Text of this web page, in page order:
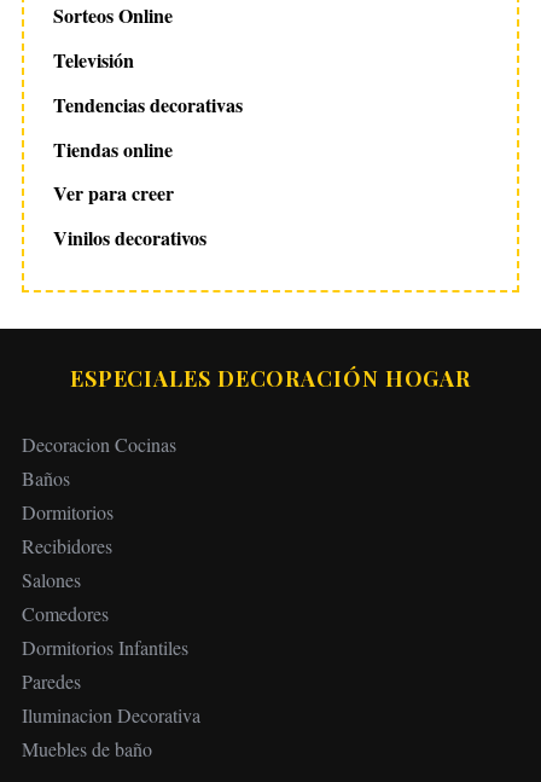
Sorteos Online
Televisión
Tendencias decorativas
Tiendas online
Ver para creer
Vinilos decorativos
ESPECIALES DECORACIÓN HOGAR
Decoracion Cocinas
Baños
Dormitorios
Recibidores
Salones
Comedores
Dormitorios Infantiles
Paredes
Iluminacion Decorativa
Muebles de baño